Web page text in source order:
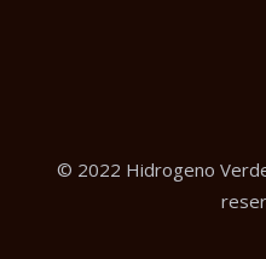
© 2022 Hidrogeno